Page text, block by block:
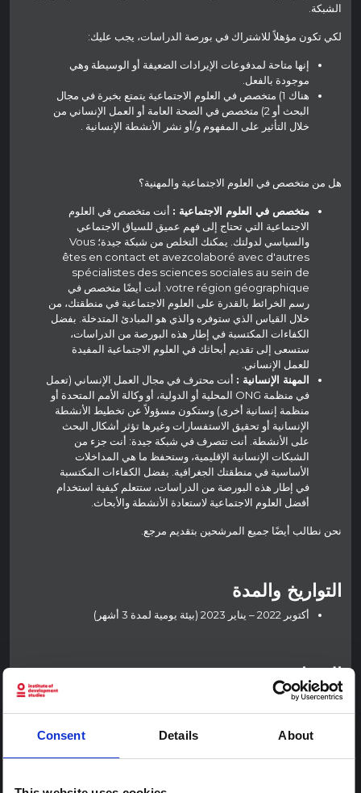
Consent Details About
الشبكة.
لكي تكون مؤهلاً للاشتراك في بورصة الدراسات، يجب عليك:
إنها متاحة لمدفوعات الإيرادات الضعيفة أو الوسيطة وهي
موجودة بالفعل.
هناك 1) متخصص في العلوم الاجتماعية يتمتع بخبرة في مجال
البحث أو 2) متخصص في الصحة العامة أو العمل الإنساني من
خلال التأثير على المفهوم و/أو نشر الأنشطة الإنسانية .
هل من متخصص في العلوم الاجتماعية والمهنية؟
متخصص في العلوم الاجتماعية : أنت متخصص في العلوم
الاجتماعية التي تحتاج إلى فهم عميق للسياق الاجتماعي
والسياسي لدولتك. يمكنك التخلص من شبكة جيدة؛ Vous
êtes en contact et avezcolaboré avec d'autres
spécialistes des sciences sociales au sein de
votre région géographique. أنت أيضًا متخصص في
رسم الخرائط بالقدرة على العلوم الاجتماعية في منطقتك، من
خلال القياس الذي ستوفره والذي هو المبادئ المتدخلة. بفضل
الكفاءات المكتسبة في إطار هذه البورصة من الدراسات،
ستسعى إلى تقديم أبحاثك في العلوم الاجتماعية المفيدة
للعمل الإنساني.
المهنة الإنسانية : أنت محترف في مجال العمل الإنساني (تعمل
في منظمة ONG المحلية أو الدولية، أو وكالة الأمم المتحدة أو
منظمة إنسانية أخرى) وستكون مسؤولاً عن تخطيط الأنشطة
الإنسانية أو تحقيق الاستفسارات وغيرها تؤثر أشكال البحث
على الأنشطة. أنت تتصرف في شبكة جيدة: أنت جزء من
الشبكات الإنسانية الإقليمية، وستحفظ ما هي المداخلات
الأساسية في منطقتك الجغرافية. بفضل الكفاءات المكتسبة
في إطار هذه البورصة من الدراسات، ستتعلم كيفية استخدام
أفضل العلوم الاجتماعية لاستعادة الأنشطة والأبحاث.
نحن نطالب أيضًا جميع المرشحين بتقديم مرجع.
التواريخ والمدة
أكتوبر 2022 – يناير 2023 (بيئة يومية لمدة 3 أشهر)
القصاص
حصل كل بورسير على قسيمة لجبل بقيمة 1000 جنيه إسترليني.
صب بوستولر: